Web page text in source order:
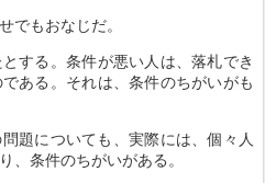
でもおなじだ。
する。条件が悪い人は、落札でき
ある。それは、条件のちがいがも
題についても、実際には、個々人
、条件のちがいがある。